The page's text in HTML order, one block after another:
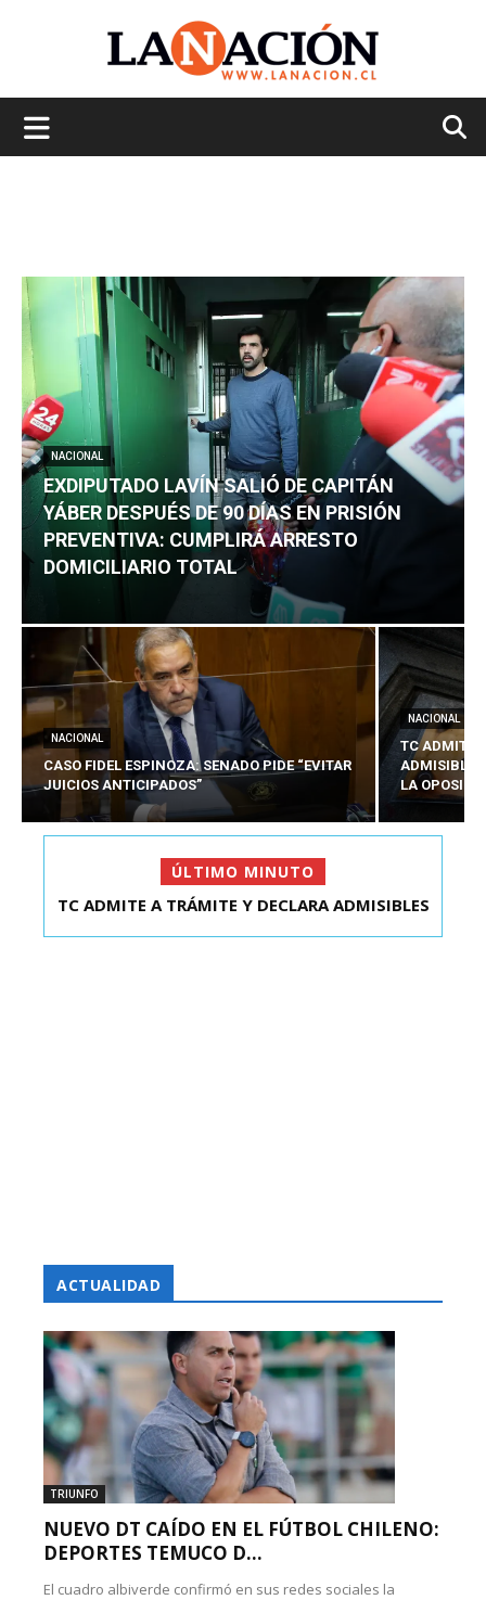
NACIONAL
EXDIPUTADO LAVÍN SALIÓ DE CAPITÁN
YÁBER DESPUÉS DE 90 DÍAS EN PRISIÓN
PREVENTIVA: CUMPLIRÁ ARRESTO
DOMICILIARIO TOTAL
NACIONAL
CASO FIDEL ESPINOZA: SENADO PIDE “EVITAR
JUICIOS ANTICIPADOS”
NACIONAL
TC ADMITE
ADMISIBLES
LA
ÚLTIMO MINUTO
EXDIPUTADO LAVÍN SALIÓ DE CAPITÁN YÁBER
TC ADMITE A TRÁMITE Y DECLARA ADMISIBLES
ACTUALIDAD
TRIUNFO
NUEVO DT CAÍDO EN EL FÚTBOL CHILENO:
DEPORTES TEMUCO D...
El cuadro albiverde confirmó en sus redes sociales la